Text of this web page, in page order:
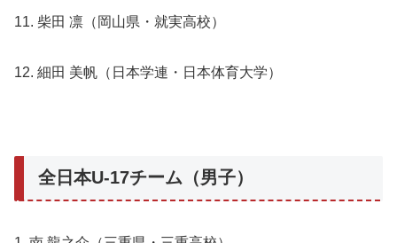
11. 柴田 凛（岡山県・就実高校）
12. 細田 美帆（日本学連・日本体育大学）
全日本U-17チーム（男子）